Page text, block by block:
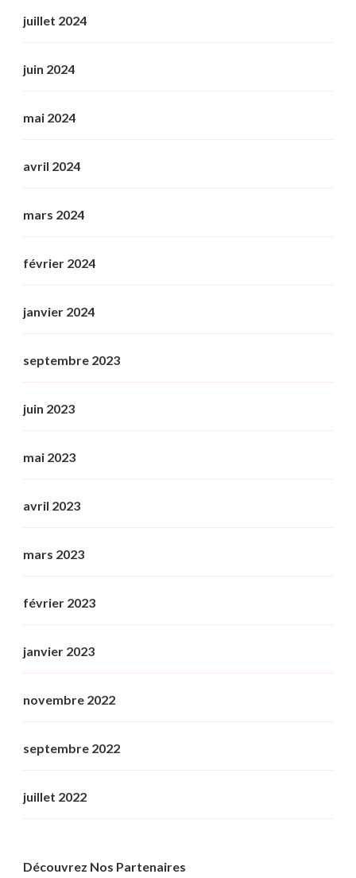
juillet 2024
juin 2024
mai 2024
avril 2024
mars 2024
février 2024
janvier 2024
septembre 2023
juin 2023
mai 2023
avril 2023
mars 2023
février 2023
janvier 2023
novembre 2022
septembre 2022
juillet 2022
Découvrez Nos Partenaires